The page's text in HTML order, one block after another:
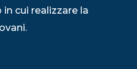
cui realizzare la